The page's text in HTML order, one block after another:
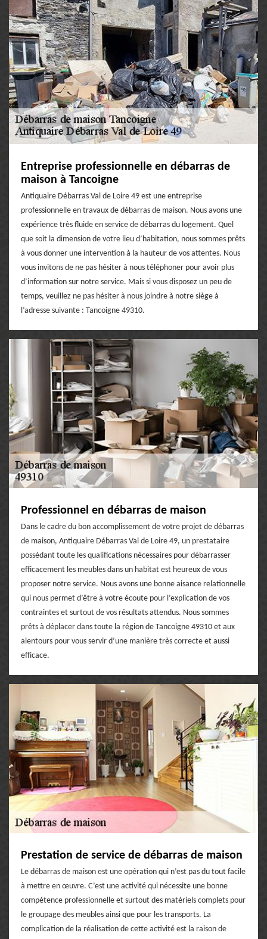
Entreprise professionnelle en débarras de
maison à Tancoigne
Antiquaire Débarras Val de Loire 49 est une entreprise
professionnelle en travaux de débarras de maison. Nous avons une
expérience très fluide en service de débarras du logement. Quel
que soit la dimension de votre lieu d’habitation, nous sommes prêts
à vous donner une intervention à la hauteur de vos attentes. Nous
vous invitons de ne pas hésiter à nous téléphoner pour avoir plus
d’information sur notre service. Mais si vous disposez un peu de
temps, veuillez ne pas hésiter à nous joindre à notre siège à
l’adresse suivante : Tancoigne 49310.
Professionnel en débarras de maison
Dans le cadre du bon accomplissement de votre projet de débarras
de maison, Antiquaire Débarras Val de Loire 49, un prestataire
possédant toute les qualifications nécessaires pour débarrasser
efficacement les meubles dans un habitat est heureux de vous
proposer notre service. Nous avons une bonne aisance relationnelle
qui nous permet d’être à votre écoute pour l’explication de vos
contraintes et surtout de vos résultats attendus. Nous sommes
prêts à déplacer dans toute la région de Tancoigne 49310 et aux
alentours pour vous servir d’une manière très correcte et aussi
efficace.
Prestation de service de débarras de maison
Le débarras de maison est une opération qui n’est pas du tout facile
à mettre en œuvre. C’est une activité qui nécessite une bonne
compétence professionnelle et surtout des matériels complets pour
le groupage des meubles ainsi que pour les transports. La
complication de la réalisation de cette activité est la raison de